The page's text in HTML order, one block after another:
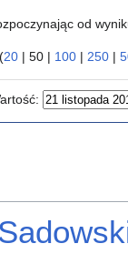
od
20 | 50 | 100 | 250 |